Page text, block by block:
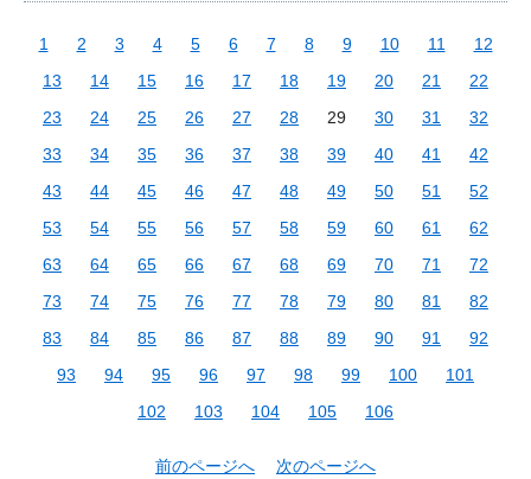
1 2 3 4 5 6 7 8 9 10 11
12
13
14 15 16 17 18 19 20 21
22
23
24 25 26 27 28 29 30 31
32
33
34 35 36 37 38 39 40 41
42
43
44 45 46 47 48 49 50 51
52
53
54 55 56 57 58 59 60 61
62
63
64 65 66 67 68 69 70 71
72
73
74 75 76 77 78 79 80 81
82
83
84 85 86 87 88 89 90 91
92
93
94 95 96 97 98 99 100
101
102
103 104 105 106
前のページへ 次のページへ